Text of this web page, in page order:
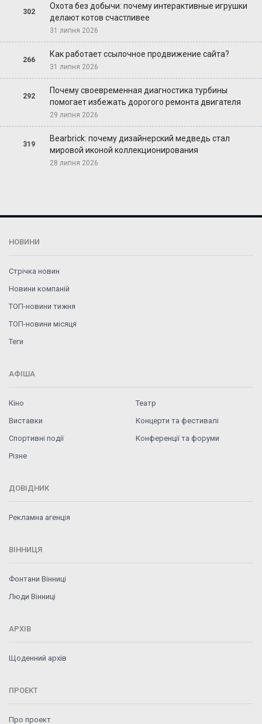
302
Охота без добычи: почему интерактивные игрушки
делают котов счастливее
31 липня 2026
266
Как работает ссылочное продвижение сайта?
31 липня 2026
292
Почему своевременная диагностика турбины
помогает избежать дорогого ремонта двигателя
29 липня 2026
319
Bearbrick: почему дизайнерский медведь стал
мировой иконой коллекционирования
28 липня 2026
НОВИНИ
Стрічка новин
Новини компаній
ТОП-новини тижня
ТОП-новини місяця
Теги
АФІША
Кіно
Театр
Виставки
Концерти та фестивалі
Спортивні події
Конференції та форуми
Різне
ДОВІДНИК
Рекламна агенція
ВІННИЦЯ
Фонтани Вінниці
Люди Вінниці
АРХІВ
Щоденний архів
ПРОЕКТ
Про проект